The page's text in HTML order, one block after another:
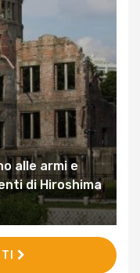
alle armi e
di Hiroshima